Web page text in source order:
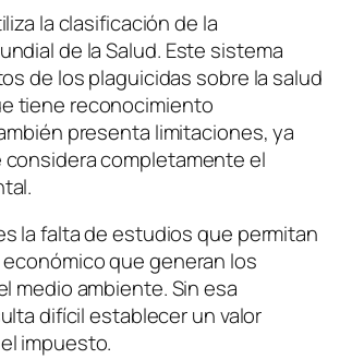
la clasificación de la
de la Salud. Este sistema
de los plaguicidas sobre la salud
tiene reconocimiento
presenta limitaciones, ya
completamente el
la falta de estudios que permitan
que generan los
medio ambiente. Sin esa
difícil establecer un valor
impuesto.